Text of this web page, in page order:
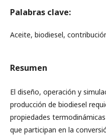
Palabras clave:
Aceite, biodiesel,
Resumen
El diseño, operación y
producción de biodiesel
propiedades
que participan en la